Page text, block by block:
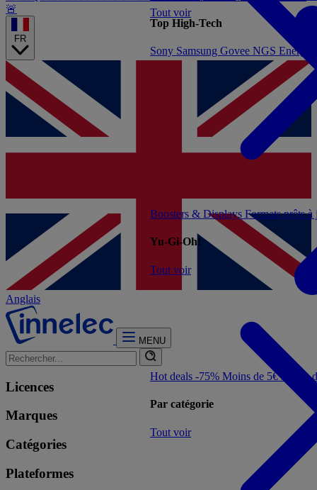
🚨
FR
Anglais
MENU
Licences
Marques
Catégories
Plateformes
Hot deals -75% Moins de 5€Moins
Par catégorie
Tout voir
Tout voir
Boosters & Displays Formats prêts
Yu-Gi-Oh!
Tout voir
Top High-Tech
Sony Samsung Govee NGS Energy